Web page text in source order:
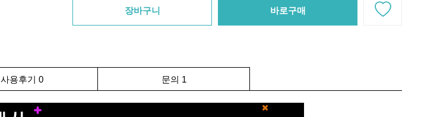
장바구니 바로구매
사용후기 0 문의 1